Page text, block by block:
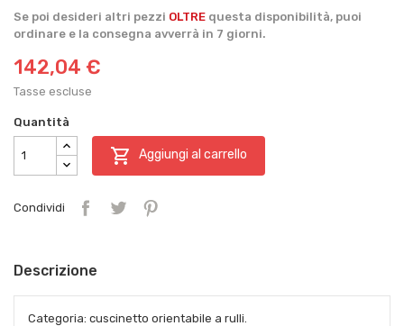
Se poi desideri altri pezzi OLTRE questa disponibilità, puoi
ordinare e la consegna avverrà in 7 giorni.
142,04 €
Tasse escluse
Quantità
 Aggiungi al carrello
Condividi
Descrizione
Categoria: cuscinetto orientabile a rulli.